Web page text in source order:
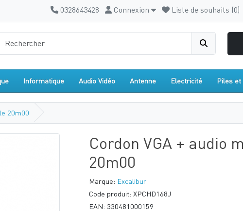
0328643428 Connexion Liste de souhaits (0)
Informatique Audio Vidéo Antenne Electricité Piles
20m00
Cordon VGA + audio
20m00
Marque: Excalibur
Code produit: XPCHD168J
EAN: 330481000159